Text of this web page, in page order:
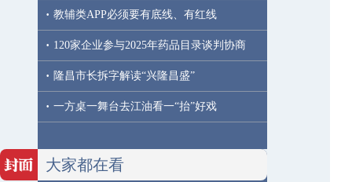
· 教辅类APP必须要有底线、有红线
· 120家企业参与2025年药品目录谈判协商
· 隆昌市长拆字解读“兴隆昌盛”
· 一方桌一舞台去江油看一“抬”好戏
大家都在看